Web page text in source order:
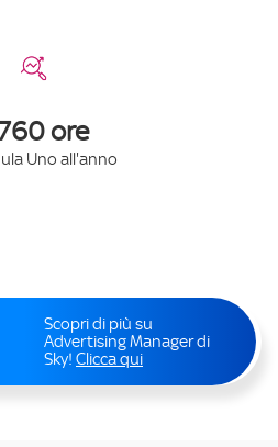
ore
Uno all'anno
Scopri di più su
Advertising Manager di
Sky! Clicca qui